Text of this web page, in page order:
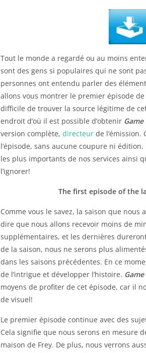
Tout le monde a regardé ou au moins
sont des gens si populaires qui ne sont
personnes ont entendu parler des
allons vous montrer le premier épisode
difficile de trouver la source légitime de
endroit d’où il est possible d’obtenir
version complète, directeur de
l’épisode, sans aucune coupure ni
les plus importants de nos services ainsi
l’ignorer!
The first episode of the
Comme vous le savez, la saison que nous
dire que nous allons recevoir moins de
supplémentaires, et les dernières
de la saison, nous ne serons plus
dans les saisons précédentes. En ce
de l’intrigue et développer l’histoire.
moyens de profiter de cet épisode, car il
de visuel!
Le premier épisode continue avec des
Cela signifie que nous serons en mesure
maison de Frey. De plus, nous verrons